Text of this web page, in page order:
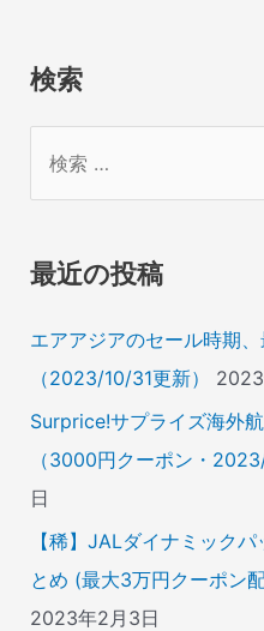
検索
象
最近の投稿
エアアジアのセール時期
（2023/10/31更新）
Surprice!サプライズ海外
（3000円クーポン・
日
【稀】JALダイナミック
とめ (最大3万円クーポン
2023年2月3日